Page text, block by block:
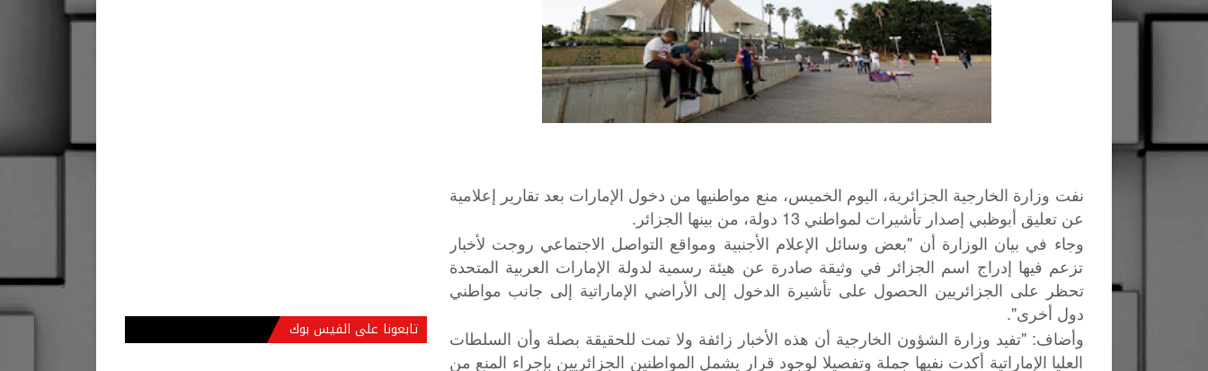
نفت وزارة الخارجية الجزائرية، اليوم الخميس، منع مواطنيها من دخول الإمارات بعد تقارير إعلامية
عن تعليق أبوظبي إصدار تأشيرات لمواطني 13 دولة، من بينها الجزائر.
وجاء في بيان الوزارة أن "بعض وسائل الإعلام الأجنبية ومواقع التواصل الاجتماعي روجت لأخبار
تزعم فيها إدراج اسم الجزائر في وثيقة صادرة عن هيئة رسمية لدولة الإمارات العربية المتحدة
تحظر على الجزائريين الحصول على تأشيرة الدخول إلى الأراضي الإماراتية إلى جانب مواطني
دول أخرى".
وأضاف: "تفيد وزارة الشؤون الخارجية أن هذه الأخبار زائفة ولا تمت للحقيقة بصلة وأن السلطات
العليا الإماراتية أكدت نفيها جملة وتفصيلا لوجود قرار يشمل المواطنين الجزائريين بإجراء المنع من
تابعونا على الفيس بوك